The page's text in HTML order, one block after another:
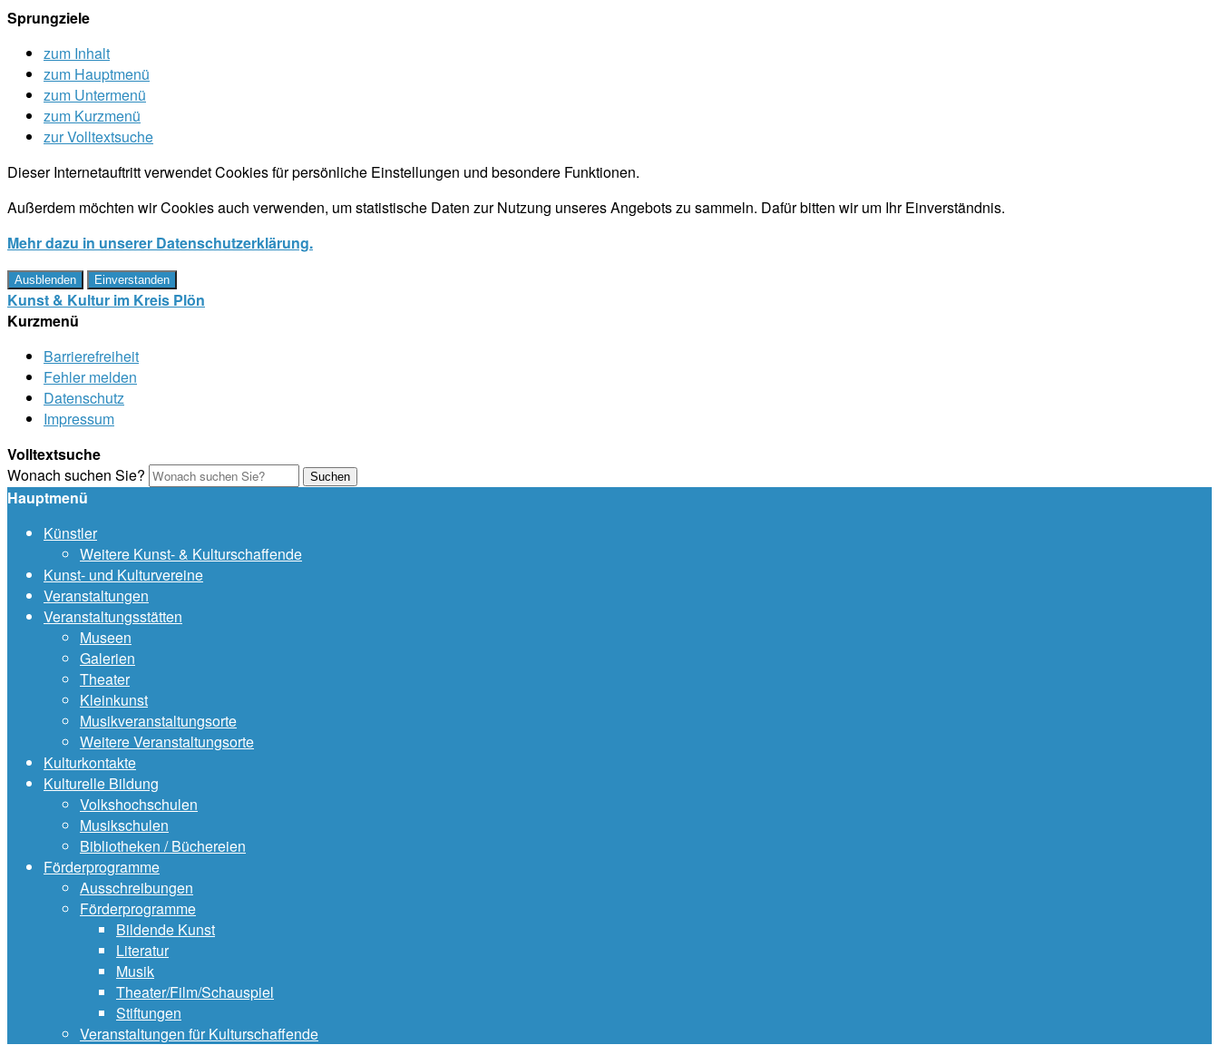
Sprungziele
zum Inhalt
zum Hauptmenü
zum Untermenü
zum Kurzmenü
zur Volltextsuche
Dieser Internetauftritt verwendet Cookies für persönliche Einstellungen und besondere Funktionen.
Außerdem möchten wir Cookies auch verwenden, um statistische Daten zur Nutzung unseres Angebots zu sammeln. Dafür bitten wir um Ihr Einverständnis.
Mehr dazu in unserer Datenschutzerklärung.
Ausblenden Einverstanden
Kunst & Kultur im Kreis Plön
Kurzmenü
Barrierefreiheit
Fehler melden
Datenschutz
Impressum
Volltextsuche
Wonach suchen Sie?
Suchen
Hauptmenü
Künstler
Weitere Kunst- & Kulturschaffende
Kunst- und Kulturvereine
Veranstaltungen
Veranstaltungsstätten
Museen
Galerien
Theater
Kleinkunst
Musikveranstaltungsorte
Weitere Veranstaltungsorte
Kulturkontakte
Kulturelle Bildung
Volkshochschulen
Musikschulen
Bibliotheken / Büchereien
Förderprogramme
Ausschreibungen
Förderprogramme
Bildende Kunst
Literatur
Musik
Theater/Film/Schauspiel
Stiftungen
Veranstaltungen für Kulturschaffende